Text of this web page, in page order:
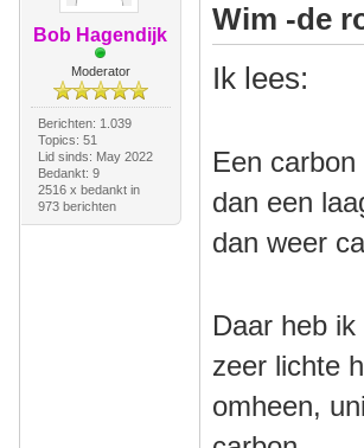
Bob Hagendijk
Moderator
Berichten: 1.039
Topics: 51
Lid sinds: May 2022
Bedankt: 9
2516 x bedankt in
973 berichten
Wim -de
Ik lees:
Een
dan een
dan weer
Daar heb
zeer lichte
omheen,